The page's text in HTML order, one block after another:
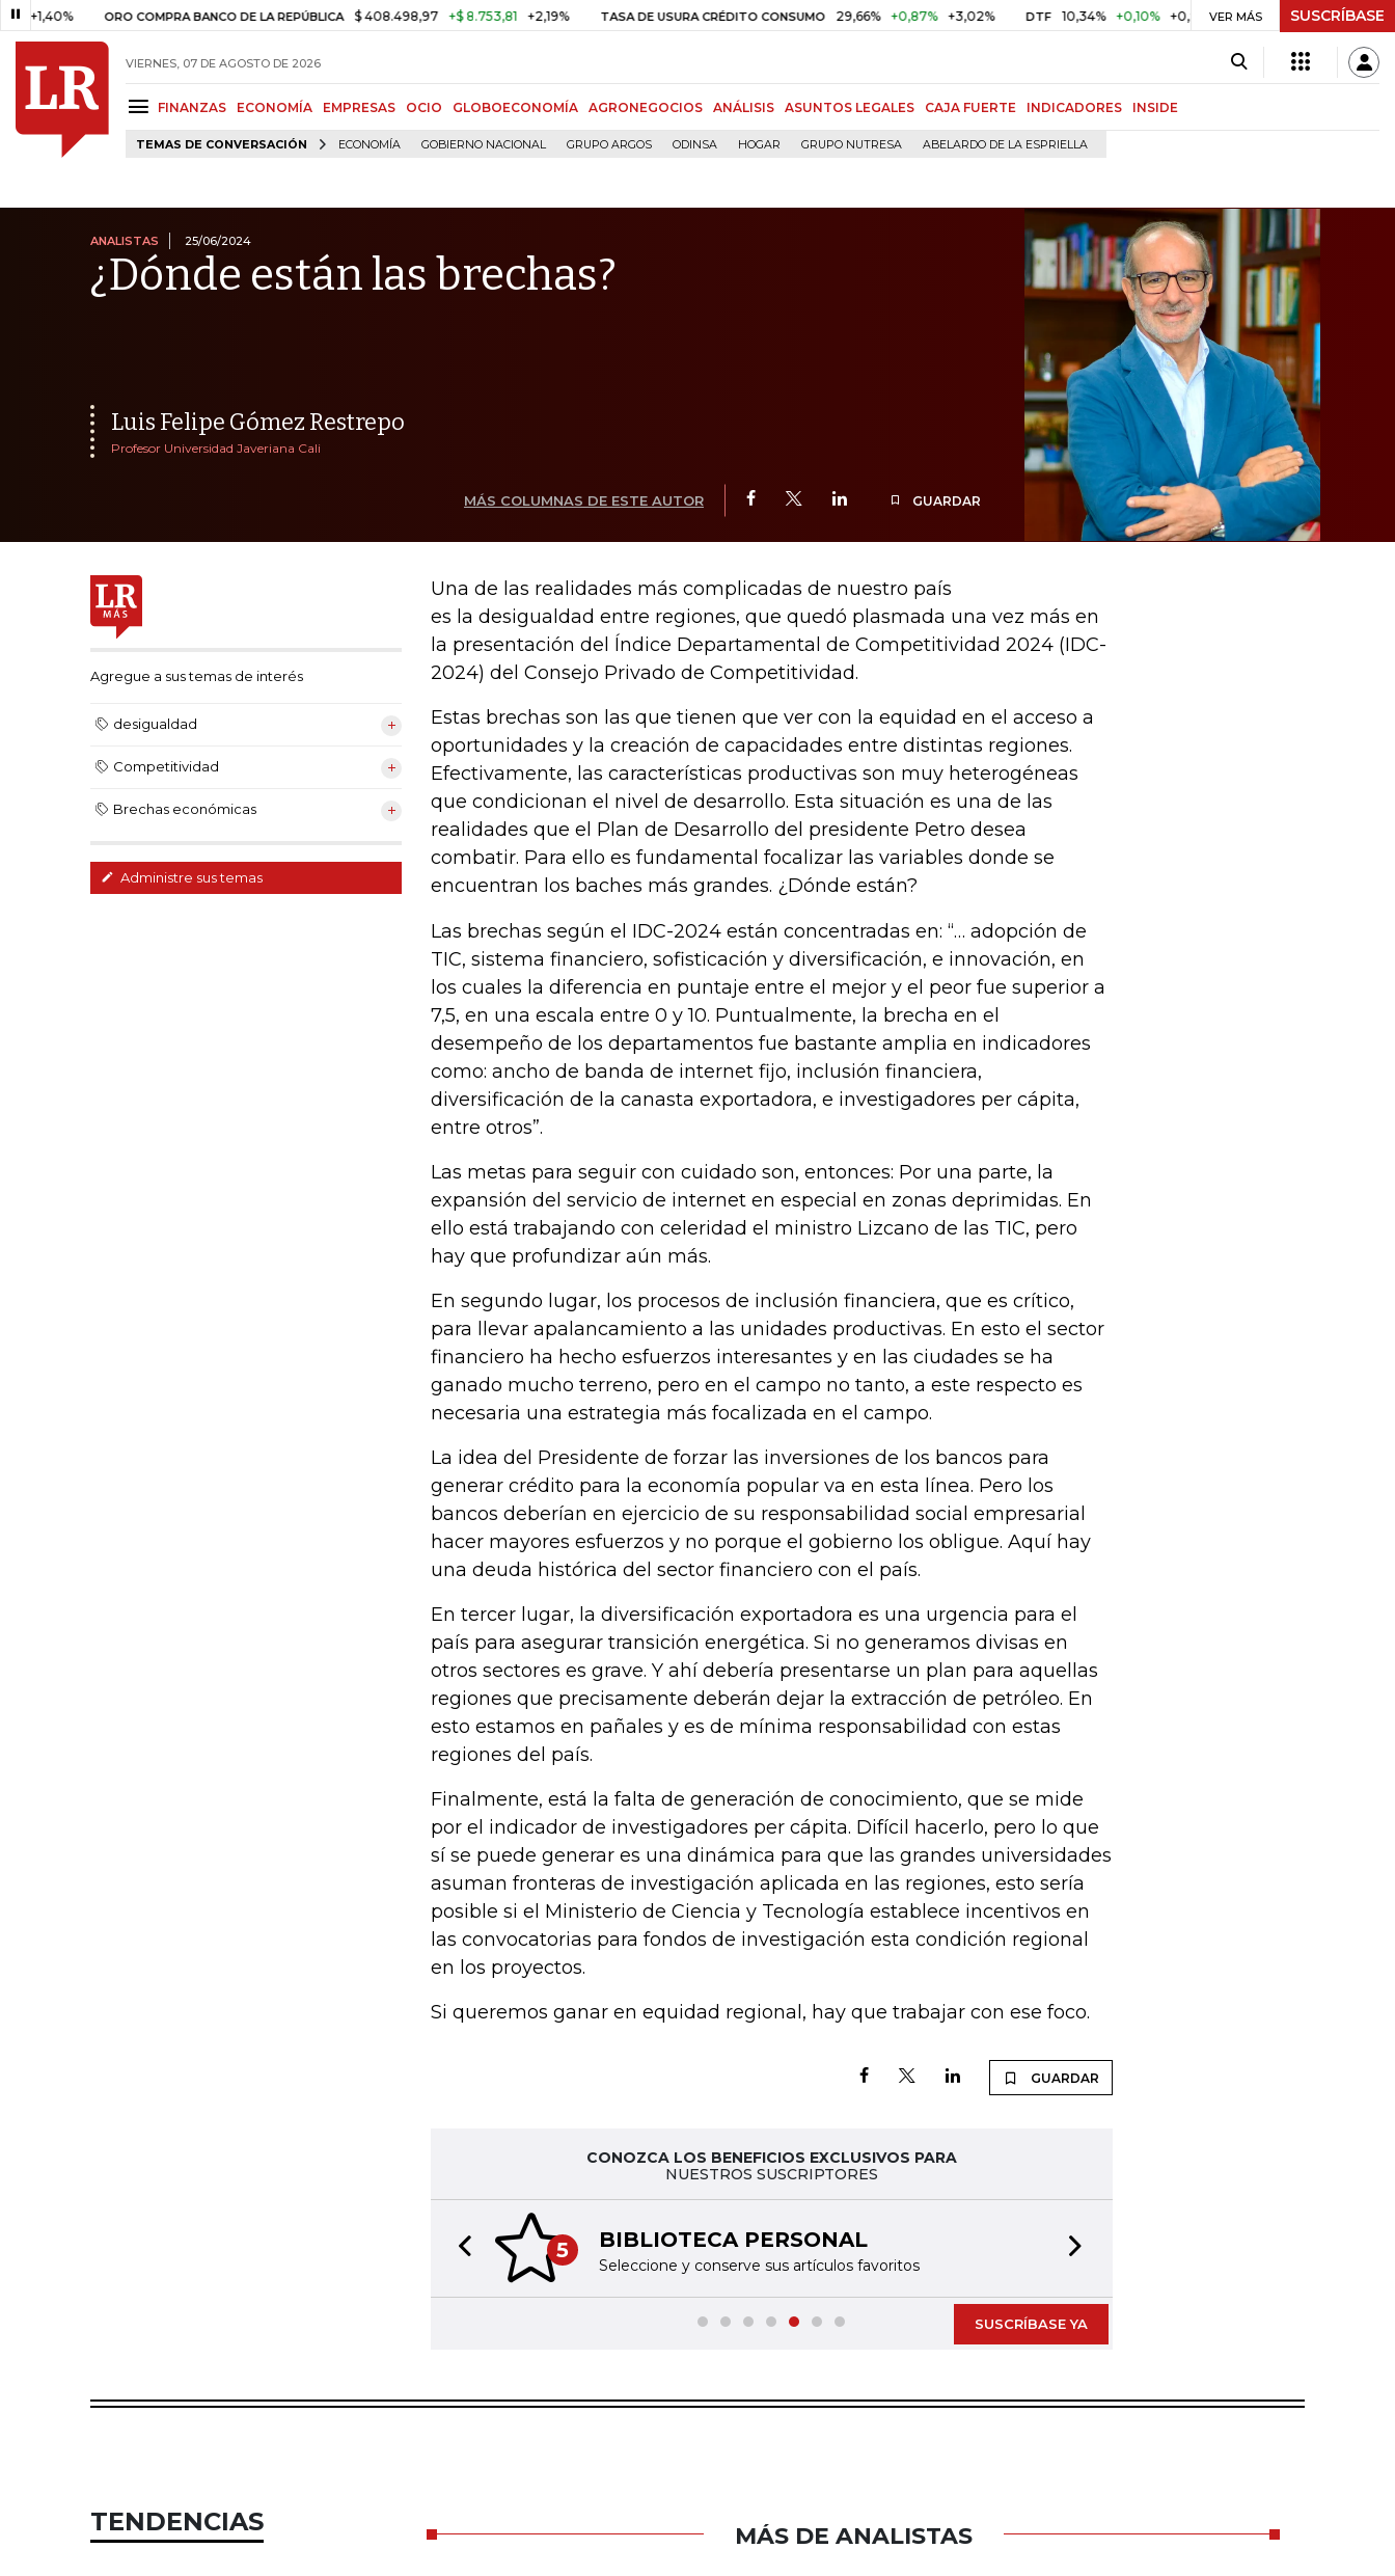
ORO COMPRA BANCO DE LA REPÚBLICA $ 408.498,97 +$ 8.753,81 +2,19% TASA DE USURA CRÉDITO CONSUMO 29,66% +0,87% +3,02% DTF 10,34% +0,10% +0,98% UVR $ 416,91 +$ 0,05 +0,01%
VER MÁS SUSCRÍBASE
VIERNES, 07 DE AGOSTO DE 2026
FINANZAS ECONOMÍA EMPRESAS OCIO GLOBOECONOMÍA AGRONEGOCIOS ANÁLISIS ASUNTOS LEGALES CAJA FUERTE INDICADORES INSIDE
TEMAS DE CONVERSACIÓN ECONOMÍA GOBIERNO NACIONAL GRUPO ARGOS ODINSA HOGAR GRUPO NUTRESA ABELARDO DE LA ESPRIELLA
ANALISTAS 25/06/2024
¿Dónde están las brechas?
Luis Felipe Gómez Restrepo
Profesor Universidad Javeriana Cali
MÁS COLUMNAS DE ESTE AUTOR GUARDAR
Agregue a sus temas de interés
desigualdad
Competitividad
Brechas económicas
Administre sus temas
Una de las realidades más complicadas de nuestro país
es la desigualdad entre regiones, que quedó plasmada una vez más en
la presentación del Índice Departamental de Competitividad 2024 (IDC-
2024) del Consejo Privado de Competitividad.
Estas brechas son las que tienen que ver con la equidad en el acceso a
oportunidades y la creación de capacidades entre distintas regiones.
Efectivamente, las características productivas son muy heterogéneas
que condicionan el nivel de desarrollo. Esta situación es una de las
realidades que el Plan de Desarrollo del presidente Petro desea
combatir. Para ello es fundamental focalizar las variables donde se
encuentran los baches más grandes. ¿Dónde están?
Las brechas según el IDC-2024 están concentradas en: “… adopción de
TIC, sistema financiero, sofisticación y diversificación, e innovación, en
los cuales la diferencia en puntaje entre el mejor y el peor fue superior a
7,5, en una escala entre 0 y 10. Puntualmente, la brecha en el
desempeño de los departamentos fue bastante amplia en indicadores
como: ancho de banda de internet fijo, inclusión financiera,
diversificación de la canasta exportadora, e investigadores per cápita,
entre otros”.
Las metas para seguir con cuidado son, entonces: Por una parte, la
expansión del servicio de internet en especial en zonas deprimidas. En
ello está trabajando con celeridad el ministro Lizcano de las TIC, pero
hay que profundizar aún más.
En segundo lugar, los procesos de inclusión financiera, que es crítico,
para llevar apalancamiento a las unidades productivas. En esto el sector
financiero ha hecho esfuerzos interesantes y en las ciudades se ha
ganado mucho terreno, pero en el campo no tanto, a este respecto es
necesaria una estrategia más focalizada en el campo.
La idea del Presidente de forzar las inversiones de los bancos para
generar crédito para la economía popular va en esta línea. Pero los
bancos deberían en ejercicio de su responsabilidad social empresarial
hacer mayores esfuerzos y no porque el gobierno los obligue. Aquí hay
una deuda histórica del sector financiero con el país.
En tercer lugar, la diversificación exportadora es una urgencia para el
país para asegurar transición energética. Si no generamos divisas en
otros sectores es grave. Y ahí debería presentarse un plan para aquellas
regiones que precisamente deberán dejar la extracción de petróleo. En
esto estamos en pañales y es de mínima responsabilidad con estas
regiones del país.
Finalmente, está la falta de generación de conocimiento, que se mide
por el indicador de investigadores per cápita. Difícil hacerlo, pero lo que
sí se puede generar es una dinámica para que las grandes universidades
asuman fronteras de investigación aplicada en las regiones, esto sería
posible si el Ministerio de Ciencia y Tecnología establece incentivos en
las convocatorias para fondos de investigación esta condición regional
en los proyectos.
Si queremos ganar en equidad regional, hay que trabajar con ese foco.
GUARDAR
CONOZCA LOS BENEFICIOS EXCLUSIVOS PARA
NUESTROS SUSCRIPTORES
5 BIBLIOTECA PERSONAL
Seleccione y conserve sus artículos favoritos
Previous slide
SUSCRÍBASE YA
TENDENCIAS MÁS DE ANALISTAS